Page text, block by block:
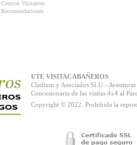
Centros Visitantes
Recomendaciones
UTE VISITACABAÑEROS
Cladium y Asociados SLU -
Concesionaria de las visitas 4x4 al
Copyright © 2022. Prohibida la